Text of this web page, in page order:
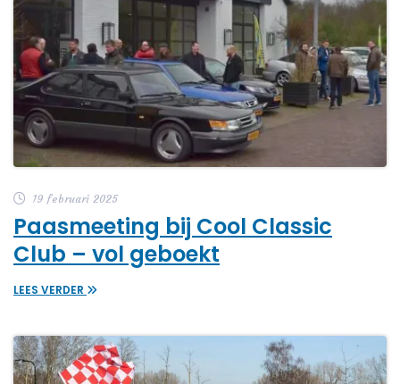
19 februari 2025
Paasmeeting bij Cool Classic
Club – vol geboekt
LEES VERDER